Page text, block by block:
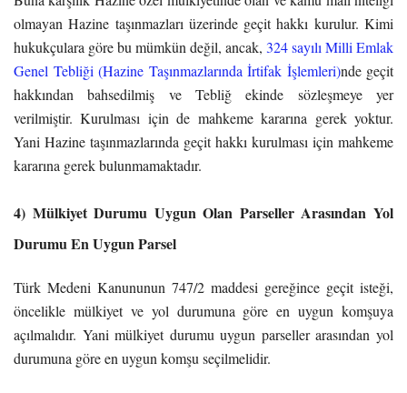
olmayan Hazine taşınmazları üzerinde geçit hakkı kurulur. Kimi
hukukçulara göre bu mümkün değil, ancak, 324 sayılı Milli Emlak
Genel Tebliği (Hazine Taşınmazlarında İrtifak İşlemleri)nde geçit
hakkından bahsedilmiş ve Tebliğ ekinde sözleşmeye yer
verilmiştir. Kurulması için de mahkeme kararına gerek yoktur.
Yani Hazine taşınmazlarında geçit hakkı kurulması için mahkeme
kararına gerek bulunmamaktadır.
4) Mülkiyet Durumu Uygun Olan Parseller Arasından Yol
Durumu En Uygun Parsel
Türk Medeni Kanununun 747/2 maddesi gereğince geçit isteği,
öncelikle mülkiyet ve yol durumuna göre en uygun komşuya
açılmalıdır. Yani mülkiyet durumu uygun parseller arasından yol
durumuna göre en uygun komşu seçilmelidir.